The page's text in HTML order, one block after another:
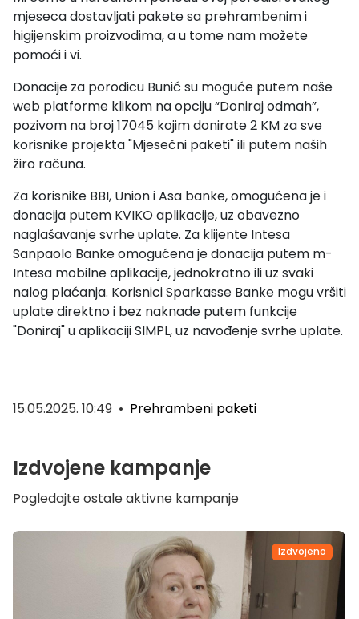
mjeseca dostavljati pakete sa prehrambenim i
higijenskim proizvodima, a u tome nam možete
pomoći i vi.
Donacije za porodicu Bunić su moguće putem naše
web platforme klikom na opciju “Doniraj odmah”,
pozivom na broj 17045 kojim donirate 2 KM za sve
korisnike projekta "Mjesečni paketi" ili putem naših
žiro računa.
Za korisnike BBI, Union i Asa banke, omogućena je i
donacija putem KVIKO aplikacije, uz obavezno
naglašavanje svrhe uplate. Za klijente Intesa
Sanpaolo Banke omogućena je donacija putem m-
Intesa mobilne aplikacije, jednokratno ili uz svaki
nalog plaćanja. Korisnici Sparkasse Banke mogu vršiti
uplate direktno i bez naknade putem funkcije
"Doniraj" u aplikaciji SIMPL, uz navođenje svrhe uplate.
15.05.2025. 10:49 • Prehrambeni paketi
Izdvojene kampanje
Pogledajte ostale aktivne kampanje
Izdvojeno